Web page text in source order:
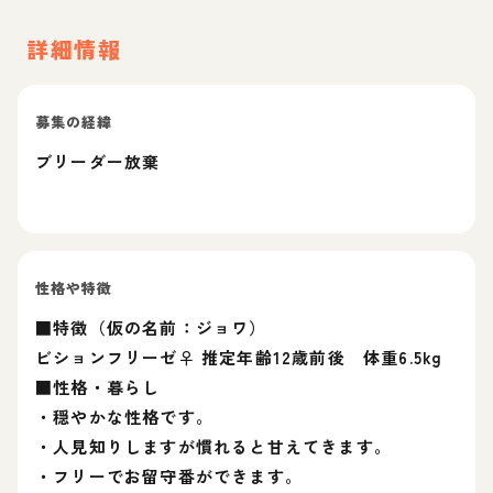
詳細情報
募集の経緯
ブリーダー放棄
性格や特徴
■特徴（仮の名前：ジョワ）
ビションフリーゼ♀ 推定年齢12歳前後 体重6.5kg
■性格・暮らし
・穏やかな性格です。
・人見知りしますが慣れると甘えてきます。
・フリーでお留守番ができます。